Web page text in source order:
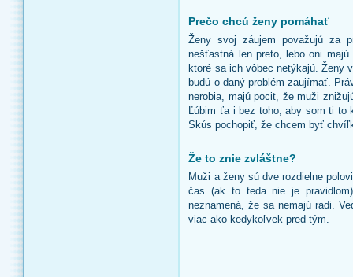
Prečo chcú ženy pomáhať
Ženy svoj záujem považujú za
nešťastná len preto, lebo oni
ktoré sa ich vôbec netýkajú. Ženy
budú o daný problém zaujímať.
nerobia, majú pocit, že muži
Ľúbim ťa i bez toho, aby som ti to
Skús pochopiť, že chcem byť
Že to znie zvláštne?
Muži a ženy sú dve rozdielne
čas (ak to teda nie je
neznamená, že sa nemajú radi.
viac ako kedykoľvek pred tým.